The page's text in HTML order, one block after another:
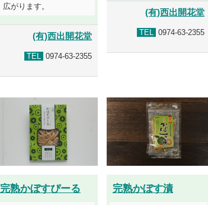
広がります。
(有)西出開花堂
TEL 0974-63-2355
(有)西出開花堂
TEL 0974-63-2355
完熟かぼすぴーる 完熟かぼす漬